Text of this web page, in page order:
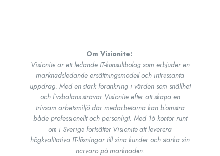
Om Visionite:
Visioniteär ett ledande IT-konsultbolag som erbjuder en
marknadsledande ersättningsmodell och intressanta
uppdrag. Med en stark förankring i värden som snällhet
och livsbalans strävar Visioniteefter att skapa en
trivsam arbetsmiljö där medarbetarna kan blomstra
både professionellt och personligt. Med 16 kontor runt
om i Sverige fortsätter Visionite att leverera
högkvalitativa IT-lösningar till sina kunder och stärka sin
närvaro på marknaden.